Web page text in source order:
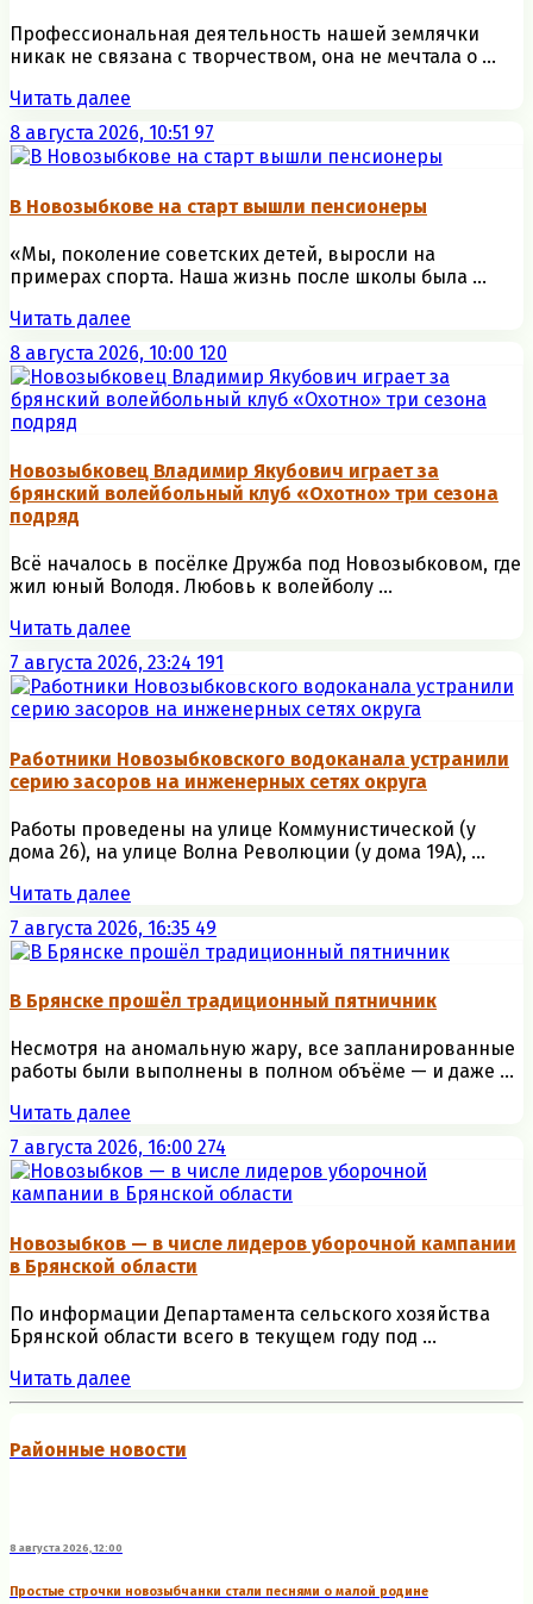
Профессиональная деятельность нашей землячки
никак не связана с творчеством, она не мечтала о ...
Читать далее
8 августа 2026, 10:51 97
В Новозыбкове на старт вышли пенсионеры
«Мы, поколение советских детей, выросли на
примерах спорта. Наша жизнь после школы была ...
Читать далее
8 августа 2026, 10:00 120
Новозыбковец Владимир Якубович играет за
брянский волейбольный клуб «Охотно» три сезона
подряд
Всё началось в посёлке Дружба под Новозыбковом, где
жил юный Володя. Любовь к волейболу ...
Читать далее
7 августа 2026, 23:24 191
Работники Новозыбковского водоканала устранили
серию засоров на инженерных сетях округа
Работы проведены на улице Коммунистической (у
дома 26), на улице Волна Революции (у дома 19А), ...
Читать далее
7 августа 2026, 16:35 49
В Брянске прошёл традиционный пятничник
Несмотря на аномальную жару, все запланированные
работы были выполнены в полном объёме — и даже ...
Читать далее
7 августа 2026, 16:00 274
Новозыбков — в числе лидеров уборочной кампании
в Брянской области
По информации Департамента сельского хозяйства
Брянской области всего в текущем году под ...
Читать далее
Районные новости
8 августа 2026, 12:00
Простые строчки новозыбчанки стали песнями о малой родине